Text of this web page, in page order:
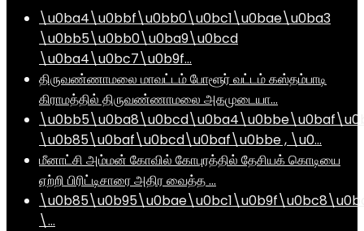
\u0ba4\u0bbf\u0bb0\u0bc1\u0bae\u0ba3
\u0bb5\u0bb0\u0ba9\u0bcd
\u0ba4\u0bc7\u0b9f…
திருவண்ணாமலை மாவட்டம் போளூர் வட்டம் கஸ்தம்பாடி
கிராமத்தில் திருவண்ணாமலை அகமுடையா…
\u0b85\u0baf\u0bcd\u0baf\u0bbe , \u0…
மீனாட்சி அம்மன் கோவில் கோபுரத்தில் தேசியக் கொடியை
ஏற்றி பிரிட்டிசாரை அதிர வைத்த …
\…